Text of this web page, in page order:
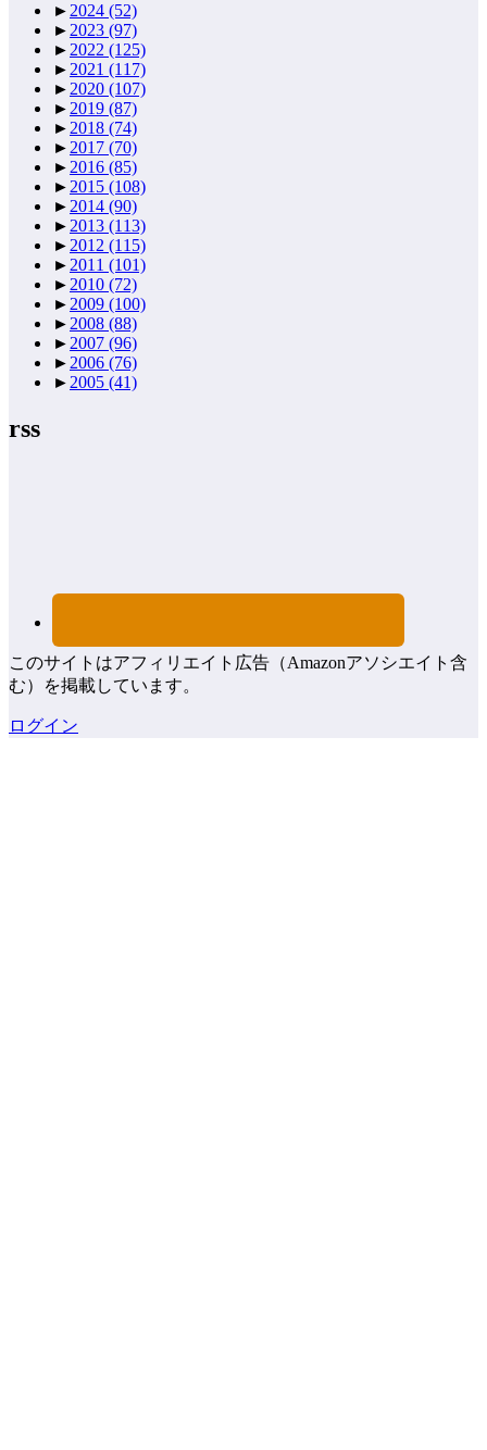
► 2024 (52)
► 2023 (97)
► 2022 (125)
► 2021 (117)
► 2020 (107)
► 2019 (87)
► 2018 (74)
► 2017 (70)
► 2016 (85)
► 2015 (108)
► 2014 (90)
► 2013 (113)
► 2012 (115)
► 2011 (101)
► 2010 (72)
► 2009 (100)
► 2008 (88)
► 2007 (96)
► 2006 (76)
► 2005 (41)
rss
このサイトはアフィリエイト広告（Amazonアソシエイト含
む）を掲載しています。
ログイン